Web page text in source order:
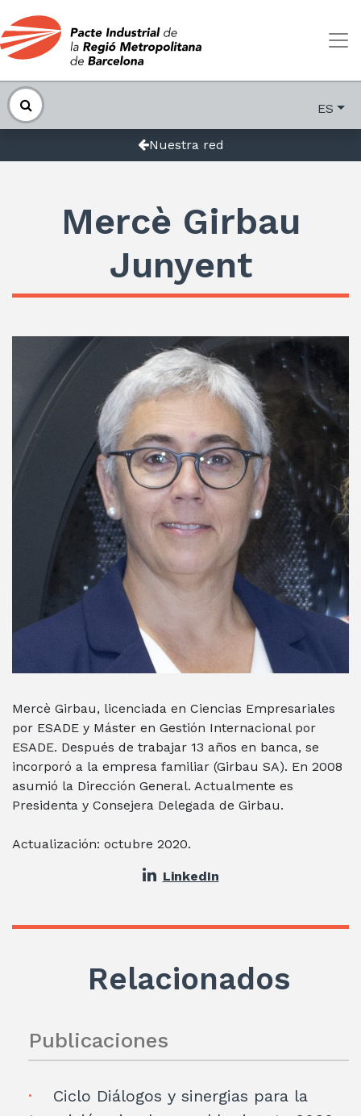
ES
Nuestra red
Mercè Girbau
Junyent
Mercè Girbau, licenciada en Ciencias Empresariales
por ESADE y Máster en Gestión Internacional por
ESADE. Después de trabajar 13 años en banca, se
incorporó a la empresa familiar (Girbau SA). En 2008
asumió la Dirección General. Actualmente es
Presidenta y Consejera Delegada de Girbau.
Actualización: octubre 2020.
LinkedIn
Relacionados
Publicaciones
Ciclo Diálogos y sinergias para la